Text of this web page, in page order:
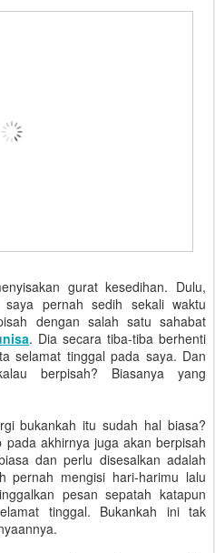
gurat kesedihan. Dulu,
pernah sedih sekali waktu
dengan salah satu sahabat
. Dia secara tiba-tiba berhenti
selamat tinggal pada saya. Dan
berpisah? Biasanya yang
bukankah itu sudah hal biasa?
akhirnya juga akan berpisah
dan perlu disesalkan adalah
pernah mengisi hari-harimu lalu
pesan sepatah katapun
tinggal. Bukankah ini tak